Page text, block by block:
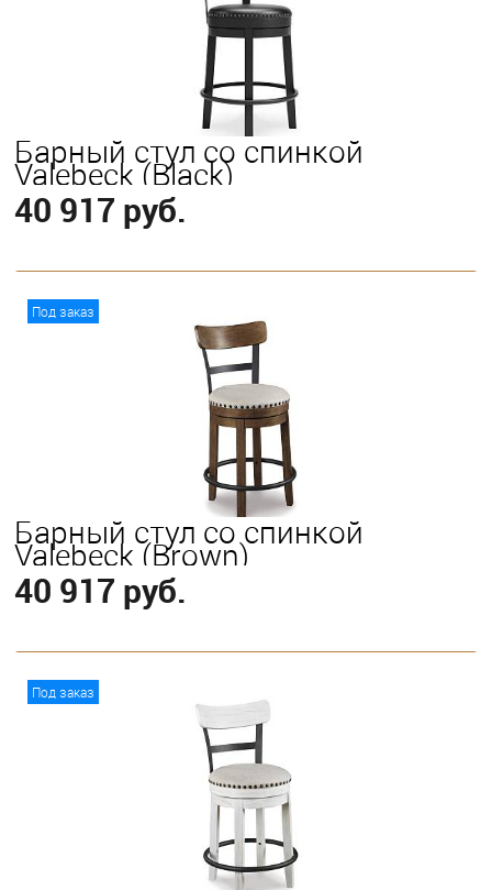
Барный стул со спинкой
Valebeck (Black)
40 917 руб.
Под заказ
Барный стул со спинкой
Valebeck (Brown)
40 917 руб.
Под заказ